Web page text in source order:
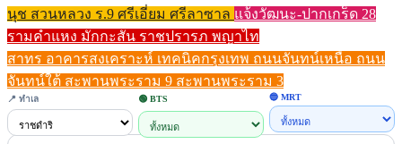
นุช สวนหลวง ร.9 ศรีเอี่ยม ศรีลาซาล แจ้งวัฒนะ-ปากเกร็ด 28
รามคำแหง มักกะสัน ราชปรารภ พญาไท
สาทร อาคารสงเคราะห์ เทคนิคกรุงเทพ ถนนจันทน์เหนือ ถนน
จันทน์ใต้ สะพานพระราม 9 สะพานพระราม 3
📍 ทำเล 🟢 BTS 🔵 MRT